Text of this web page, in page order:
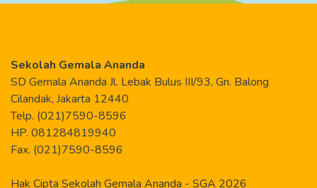
Sekolah Gemala Ananda
SD Gemala Ananda Jl. Lebak Bulus III/93, Gn. Balong
Cilandak, Jakarta 12440
Telp. (021)7590-8596
HP. 081284819940
Fax. (021)7590-8596
Hak Cipta Sekolah Gemala Ananda - SGA 2026